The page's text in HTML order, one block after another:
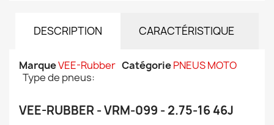
DESCRIPTION CARACTÉRISTIQUE
MarqueVEE-Rubber CatégoriePNEUS MOTO
Type de pneus:
VEE-RUBBER - VRM-099 - 2.75-16 46J